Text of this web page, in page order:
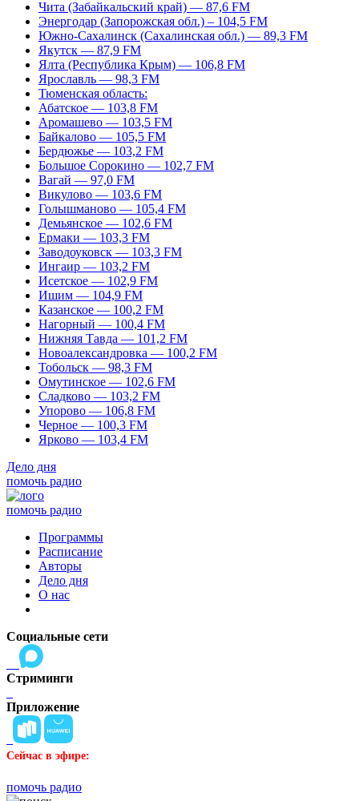
Чита (Забайкальский край) — 87,6 FM
Энергодар (Запорожская обл.) – 104,5 FM
Южно-Сахалинск (Сахалинская обл.) — 89,3 FM
Якутск — 87,9 FM
Ялта (Республика Крым) — 106,8 FM
Ярославль — 98,3 FM
Тюменская область:
Абатское — 103,8 FM
Аромашево — 103,5 FM
Байкалово — 105,5 FM
Бердюжье — 103,2 FM
Большое Сорокино — 102,7 FM
Вагай — 97,0 FM
Викулово — 103,6 FM
Голышманово — 105,4 FM
Демьянское — 102,6 FM
Ермаки — 103,3 FM
Заводоуковск — 103,3 FM
Ингаир — 103,2 FM
Исетское — 102,9 FM
Ишим — 104,9 FM
Казанское — 100,2 FM
Нагорный — 100,4 FM
Нижняя Тавда — 101,2 FM
Новоалександровка — 100,2 FM
Тобольск — 98,3 FM
Омутинское — 102,6 FM
Сладково — 103,2 FM
Упорово — 106,8 FM
Черное — 100,3 FM
Ярково — 103,4 FM
Дело дня
помочь радио
помочь радио
Программы
Расписание
Авторы
Дело дня
О нас
Социальные сети
Стриминги
Приложение
Сейчас в эфире:
помочь радио